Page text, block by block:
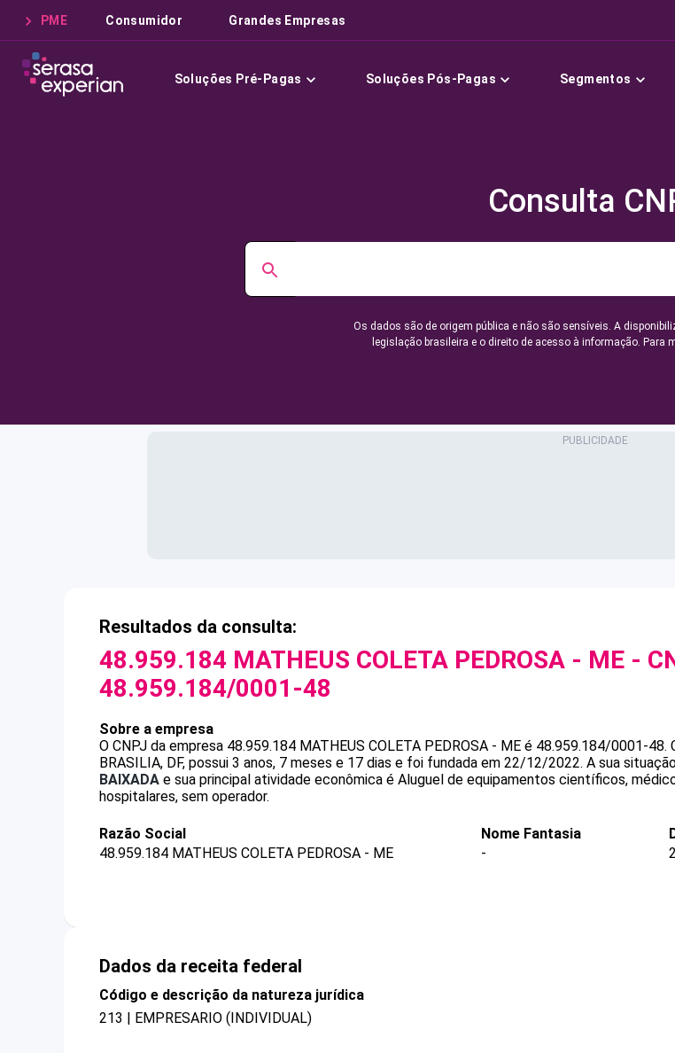
PME Consumidor Grandes Empresas
Soluções Pré-Pagas Soluções Pós-Pagas Segmentos
Consulta
Os dados são de origem pública e não são sensíveis. A
legislação brasileira e o direito de acesso à informação. Para
Resultados da consulta:
48.959.184 MATHEUS COLETA PEDROSA - ME -
48.959.184/0001-48
Sobre a empresa
O CNPJ da empresa 48.959.184 MATHEUS COLETA PEDROSA - ME é 48.959.184/0001-48.
BRASILIA, DF, possui 3 anos, 7 meses e 17 dias e foi fundada em 22/12/2022. A sua
BAIXADA e sua principal atividade econômica é Aluguel de equipamentos científicos,
hospitalares, sem operador.
Razão Social
48.959.184 MATHEUS COLETA PEDROSA - ME
Nome Fantasia
-
Dados da receita federal
Código e descrição da natureza jurídica
213 | EMPRESARIO (INDIVIDUAL)